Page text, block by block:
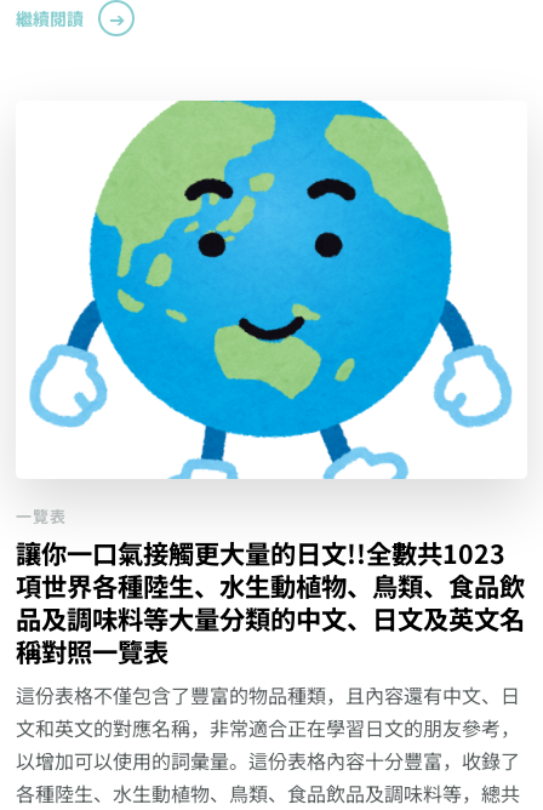
繼續閱讀
一覽表
讓你一口氣接觸更大量的日文!!全數共1023
項世界各種陸生、水生動植物、鳥類、食品飲
品及調味料等大量分類的中文、日文及英文名
稱對照一覽表
這份表格不僅包含了豐富的物品種類，且內容還有中文、日
文和英文的對應名稱，非常適合正在學習日文的朋友參考，
以增加可以使用的詞彙量。這份表格內容十分豐富，收錄了
各種陸生、水生動植物、鳥類、食品飲品及調味料等，總共